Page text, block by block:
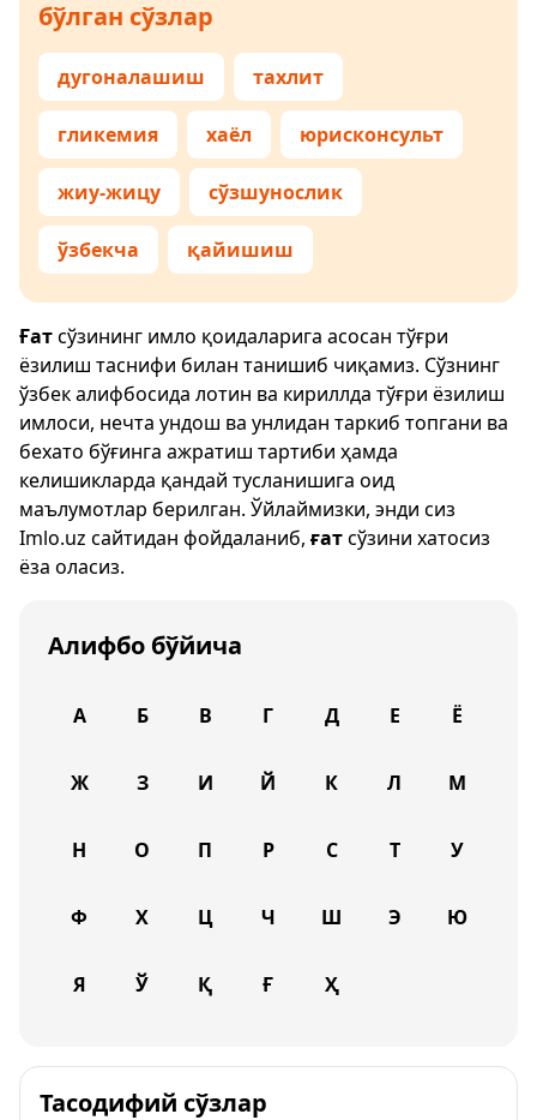
бўлган сўзлар
дугоналашиш тахлит
гликемия хаёл юрисконсульт
жиу-жицу сўзшунослик
ўзбекча қайишиш
Ғатсўзининг имло қоидаларига асосан тўғри
ёзилиш таснифи билан танишиб чиқамиз. Сўзнинг
ўзбек алифбосида лотин ва кириллда тўғри ёзилиш
имлоси, нечта ундош ва унлидан таркиб топгани ва
бехато бўғинга ажратиш тартиби ҳамда
келишикларда қандай тусланишига оид
маълумотлар берилган. Ўйлаймизки, энди сиз
Imlo.uz сайтидан фойдаланиб, ғатсўзини хатосиз
ёза оласиз.
Алифбо бўйича
А Б В Г Д Е Ё
Ж З И Й К Л М
Н О П Р С Т У
Ф Х Ц Ч Ш Э Ю
Я Ў Қ Ғ Ҳ
Тасодифий сўзлар